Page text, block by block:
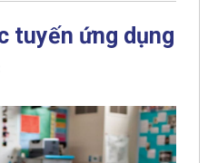
tuyến ứng dụng